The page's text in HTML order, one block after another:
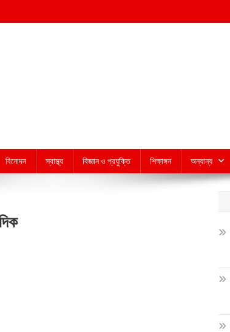
বিনোদন স্বাস্থ্য বিজ্ঞান ও প্রযুক্তি শিক্ষাঙ্গন অন্যান্য